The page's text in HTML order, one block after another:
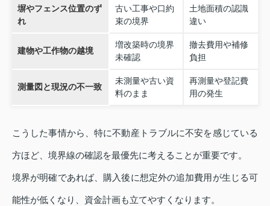
塀やフェンス位置のず
れ
古い工事や口約
束の境界
土地面積の認識
違い
建物や工作物の越境
増改築時の境界
未確認
撤去費用や補修
負担
測量図と現況の不一致
未測量や古い資
料のまま
再測量や登記費
用の発生
こうした事情から、特に不動産トラブルに不安を感じている
方ほど、境界線の確認を最優先に考えることが重要です。
境界が明確であれば、購入後に想定外の追加費用が生じる可
能性が低くなり、資金計画も立てやすくなります。